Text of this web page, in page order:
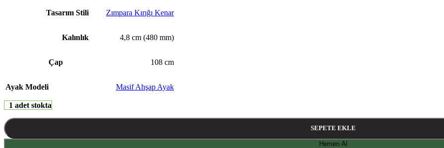
Tasarım Stili Zımpara Kırığı Kenar
Kalınlık 4,8 cm (480 mm)
Çap 108 cm
Ayak Modeli Masif Ahşap Ayak
1 adet stokta
SEPETE EKLE
Hemen Al